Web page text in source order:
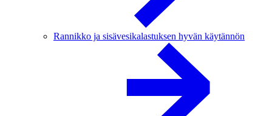
Rannikko ja sisävesikalastuksen hyvän käytännön